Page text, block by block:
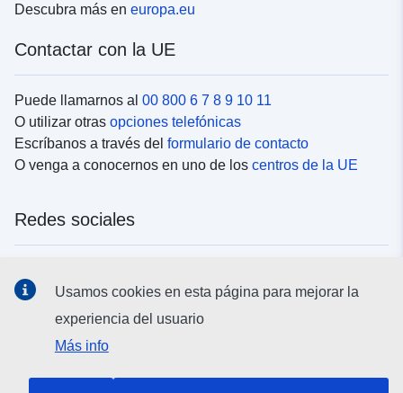
Descubra más en europa.eu
Contactar con la UE
Puede llamarnos al 00 800 6 7 8 9 10 11
O utilizar otras opciones telefónicas
Escríbanos a través del formulario de contacto
O venga a conocernos en uno de los centros de la UE
Redes sociales
Instituciones y organismos de la UE
Usamos cookies en esta página para mejorar la
experiencia del usuario
Más info